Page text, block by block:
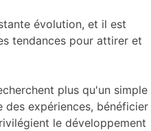
évolution, et il est
tendances pour attirer et
plus qu'un simple
des expériences, bénéficier
le développement